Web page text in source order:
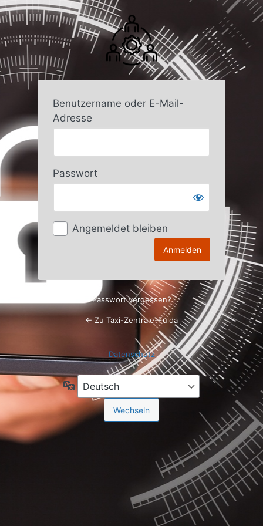
Anmelden
Benutzername oder E-Mail-
Adresse
Passwort
Angemeldet bleiben
Passwort vergessen?
← Zu Taxi-Zentrale-Fulda
Datenschutz
Sprache